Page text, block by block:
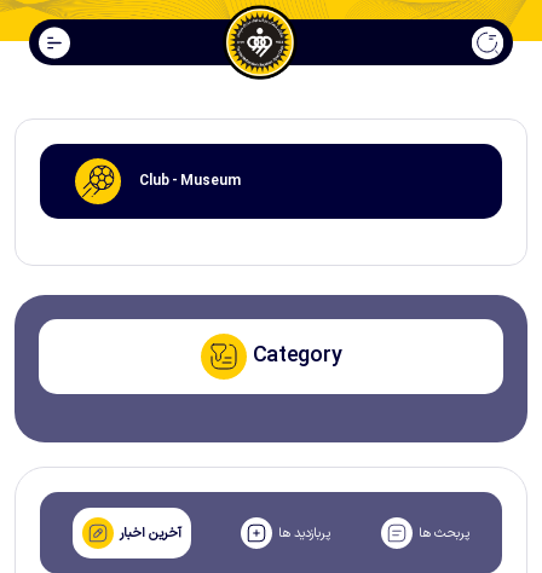
Club - Museum
Category
آخرین اخبار پربازدید ها پربحث ها